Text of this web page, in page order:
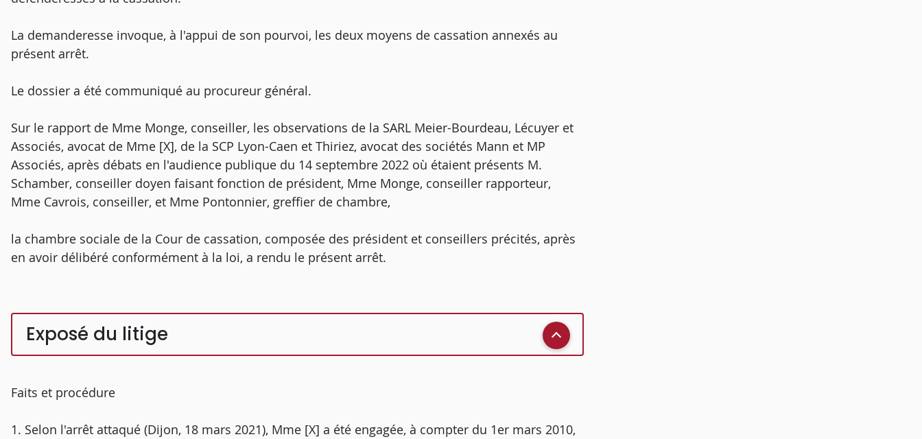
La demanderesse invoque, à l'appui de son pourvoi, les deux moyens de cassation annexés au
présent arrêt.
Le dossier a été communiqué au procureur général.
Sur le rapport de Mme Monge, conseiller, les observations de la SARL Meier-Bourdeau, Lécuyer et
Associés, avocat de Mme [X], de la SCP Lyon-Caen et Thiriez, avocat des sociétés Mann et MP
Associés, après débats en l'audience publique du 14 septembre 2022 où étaient présents M.
Schamber, conseiller doyen faisant fonction de président, Mme Monge, conseiller rapporteur,
Mme Cavrois, conseiller, et Mme Pontonnier, greffier de chambre,
la chambre sociale de la Cour de cassation, composée des président et conseillers précités, après
en avoir délibéré conformément à la loi, a rendu le présent arrêt.
Exposé du litige
Faits et procédure
1. Selon l'arrêt attaqué (Dijon, 18 mars 2021), Mme [X] a été engagée, à compter du 1er mars 2010,